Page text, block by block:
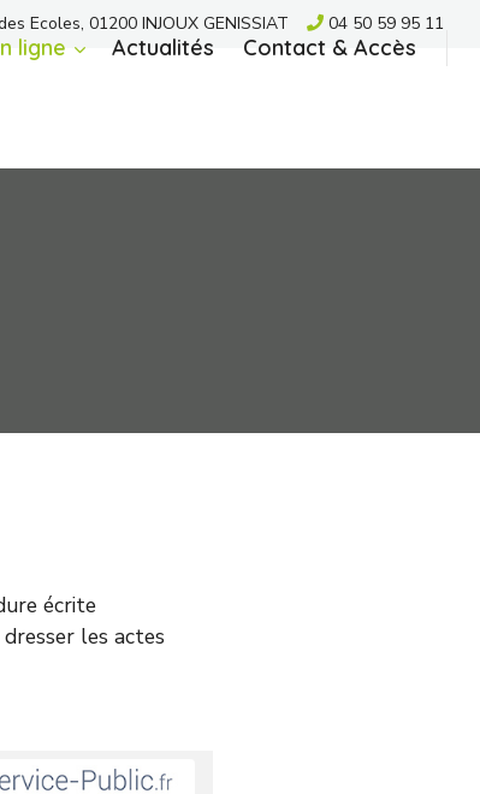
Ecoles, 01200 INJOUX GENISSIAT 04 50 59 95 11
ligne Actualités Contact & Accès
écrite
les actes